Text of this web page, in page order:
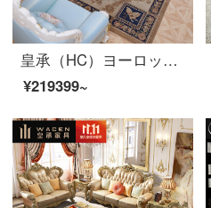
皇承（HC）ヨーロッパ式の軽い贅沢なソファー法式宮廷ソファ高級別荘の中の大きな部屋型ソファセットのソファー832 123セットのソファー
¥219399~